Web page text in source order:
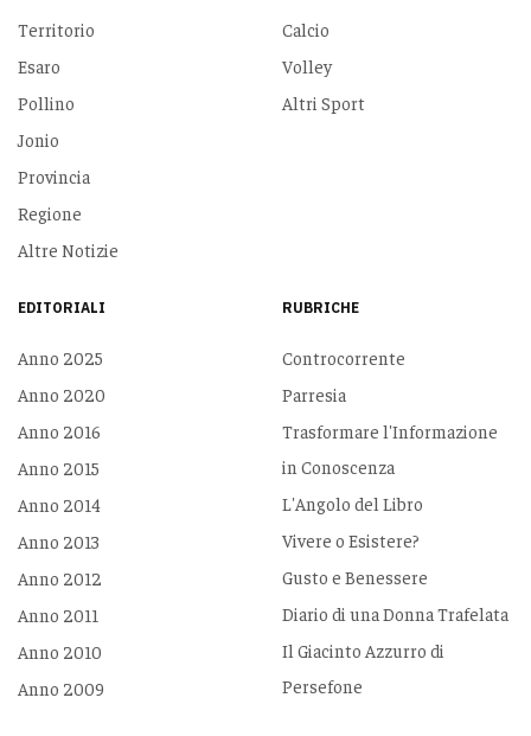
Territorio
Esaro
Pollino
Jonio
Provincia
Regione
Altre Notizie
Calcio
Volley
Altri Sport
EDITORIALI
Anno 2025
Anno 2020
Anno 2016
Anno 2015
Anno 2014
Anno 2013
Anno 2012
Anno 2011
Anno 2010
Anno 2009
RUBRICHE
Controcorrente
Parresia
Trasformare l'Informazione
in Conoscenza
L'Angolo del Libro
Vivere o Esistere?
Gusto e Benessere
Diario di una Donna Trafelata
Il Giacinto Azzurro di
Persefone